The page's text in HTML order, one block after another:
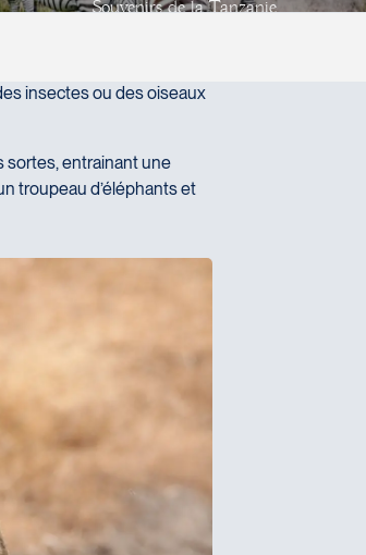
Souvenirs de la Tanzanie
insectes ou des oiseaux
sortes, entrainant une
troupeau d’éléphants et
Courriel
Message
et/ou votre texte (format Word ou PDF) -
Consentement